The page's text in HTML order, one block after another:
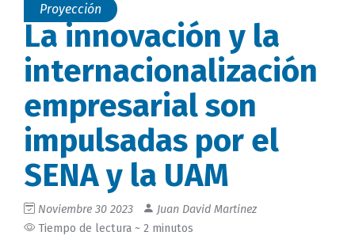
Proyección
La innovación y la
internacionalización
empresarial son
impulsadas por el
SENA y la UAM
Noviembre 30 2023
Juan David Martinez
Tiempo de lectura ~ 2 minutos